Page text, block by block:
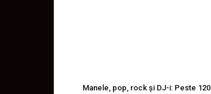
Manele, pop, rock și DJ-i: Peste 120